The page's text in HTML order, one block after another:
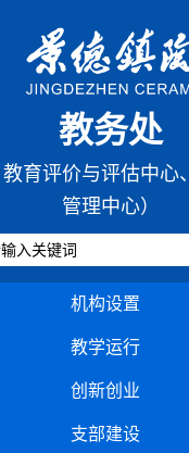
教务处
教育评价与评估中
管理中心）
机构设置
教学运行
创新创业
支部建设